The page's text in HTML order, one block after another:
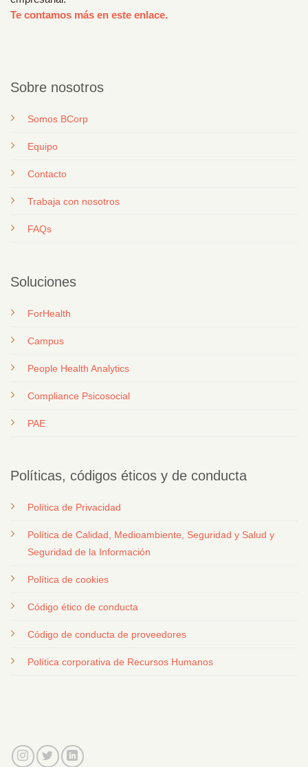
Te contamos más en este enlace.
Sobre nosotros
Somos BCorp
Equipo
Contacto
Trabaja con nosotros
FAQs
Soluciones
ForHealth
Campus
People Health Analytics
Compliance Psicosocial
PAE
Políticas, códigos éticos y de conducta
Política de Privacidad
Política de Calidad, Medioambiente, Seguridad y Salud y
Seguridad de la Información
Política de cookies
Código ético de conducta
Código de conducta de proveedores
Política corporativa de Recursos Humanos